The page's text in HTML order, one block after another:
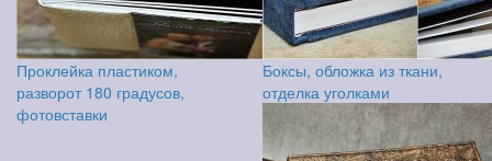
Проклейка пластиком,
разворот 180 градусов,
фотовставки
Боксы, обложка из ткани,
отделка уголками